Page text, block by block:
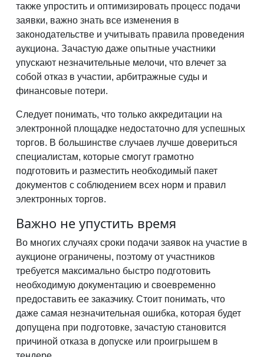
также упростить и оптимизировать процесс подачи
заявки, важно знать все изменения в
законодательстве и учитывать правила проведения
аукциона. Зачастую даже опытные участники
упускают незначительные мелочи, что влечет за
собой отказ в участии, арбитражные суды и
финансовые потери.
Следует понимать, что только аккредитации на
электронной площадке недостаточно для успешных
торгов. В большинстве случаев лучше довериться
специалистам, которые смогут грамотно
подготовить и разместить необходимый пакет
документов с соблюдением всех норм и правил
электронных торгов.
Важно не упустить время
Во многих случаях сроки подачи заявок на участие в
аукционе ограничены, поэтому от участников
требуется максимально быстро подготовить
необходимую документацию и своевременно
предоставить ее заказчику. Стоит понимать, что
даже самая незначительная ошибка, которая будет
допущена при подготовке, зачастую становится
причиной отказа в допуске или проигрышем в